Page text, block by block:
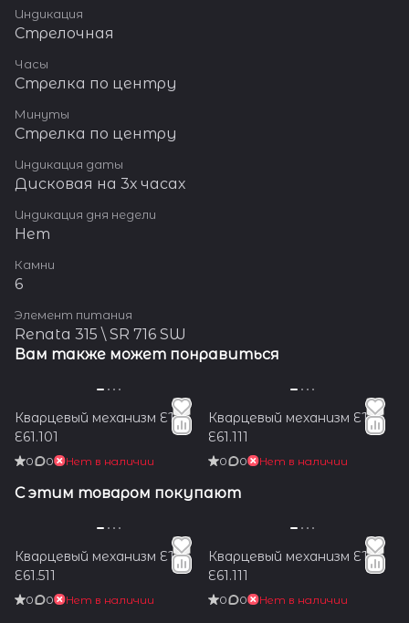
Индикация
Стрелочная
Часы
Стрелка по центру
Минуты
Стрелка по центру
Индикация даты
Дисковая на 3х часах
Индикация дня недели
Нет
Камни
6
Элемент питания
Renata 315 \ SR 716 SW
Вам также может понравиться
Кварцевый механизм ETA
E61.101
0 0 Нет в наличии
Кварцевый механизм ETA
E61.111
0 0 Нет в наличии
С этим товаром покупают
Кварцевый механизм ETA
E61.511
0 0 Нет в наличии
Кварцевый механизм ETA
E61.111
0 0 Нет в наличии